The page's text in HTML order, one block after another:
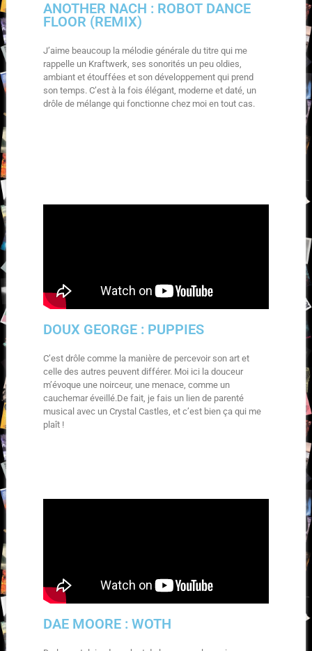
ANOTHER NACH : ROBOT DANCE
FLOOR (REMIX)
J’aime beaucoup la mélodie générale du titre qui me
rappelle un Kraftwerk, ses sonorités un peu oldies,
ambiant et étouffées et son développement qui prend
son temps. C’est à la fois élégant, moderne et daté, un
drôle de mélange qui fonctionne chez moi en tout cas.
DOUX GEORGE : PUPPIES
C’est drôle comme la manière de percevoir son art et
celle des autres peuvent différer. Moi ici la douceur
m’évoque une noirceur, une menace, comme un
cauchemar éveillé.De fait, je fais un lien de parenté
musical avec un Crystal Castles, et c’est bien ça qui me
plaît !
DAE MOORE : WOTH